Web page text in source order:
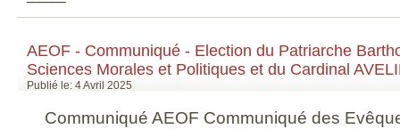
AEOF - Communiqué - Election du Patriarche
Sciences Morales et Politiques et du Cardinal
Publié le: 4 Avril 2025
Communiqué AEOF Communiqué des